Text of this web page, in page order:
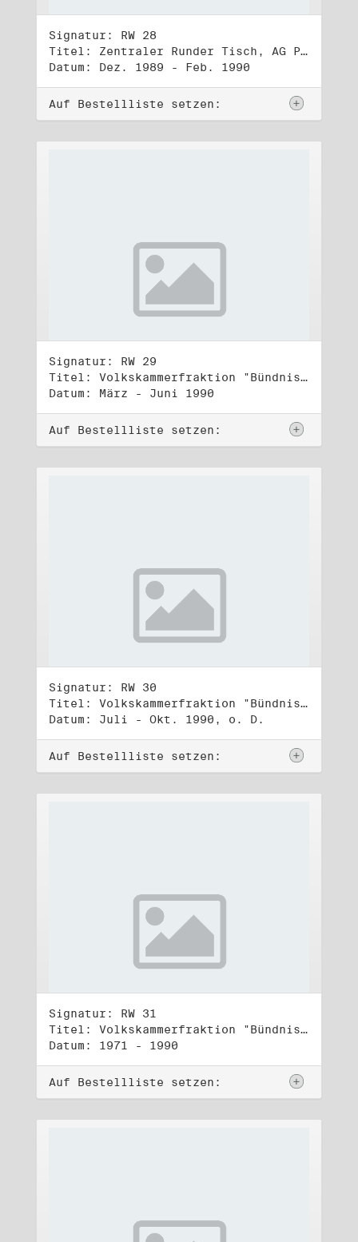
Signatur: RW 28
Titel: Zentraler Runder Tisch, AG Parteien- und Vereinigungsgesetz
Datum: Dez. 1989 - Feb. 1990
Auf Bestellliste setzen:
Signatur: RW 29
Titel: Volkskammerfraktion "Bündnis 90/Grüne" (1)
Datum: März - Juni 1990
Auf Bestellliste setzen:
Signatur: RW 30
Titel: Volkskammerfraktion "Bündnis 90/Grüne" (2)
Datum: Juli - Okt. 1990, o. D.
Auf Bestellliste setzen:
Signatur: RW 31
Titel: Volkskammerfraktion "Bündnis 90/Grüne" (3)
Datum: 1971 - 1990
Auf Bestellliste setzen: